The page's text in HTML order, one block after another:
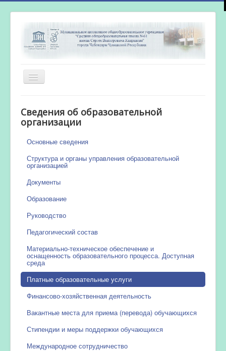
Включить/
выключить
Новости
Сведения об образовательной
организации
Основные сведения
Структура и органы управления образовательной
организацией
Документы
Образование
Руководство
Педагогический состав
Материально-техническое обеспечение и
оснащенность образовательного процесса. Доступная
среда
Платные образовательные услуги
Финансово-хозяйственная деятельность
Вакантные места для приема (перевода) обучающихся
Стипендии и меры поддержки обучающихся
Международное сотрудничество